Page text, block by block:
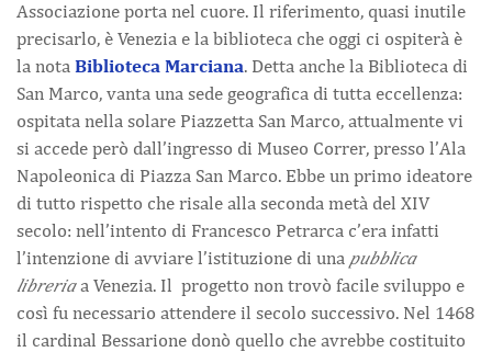
Associazione porta nel cuore. Il riferimento, quasi inutile
precisarlo, è Venezia e la biblioteca che oggi ci ospiterà è
la nota Biblioteca Marciana. Detta anche la Biblioteca di
San Marco, vanta una sede geografica di tutta eccellenza:
ospitata nella solare Piazzetta San Marco, attualmente vi
si accede però dall’ingresso di Museo Correr, presso l’Ala
Napoleonica di Piazza San Marco. Ebbe un primo ideatore
di tutto rispetto che risale alla seconda metà del XIV
secolo: nell’intento di Francesco Petrarca c’era infatti
l’intenzione di avviare l’istituzione di una pubblica
libreriaa Venezia. Il progetto non trovò facile sviluppo e
così fu necessario attendere il secolo successivo. Nel 1468
il cardinal Bessarione donò quello che avrebbe costituito